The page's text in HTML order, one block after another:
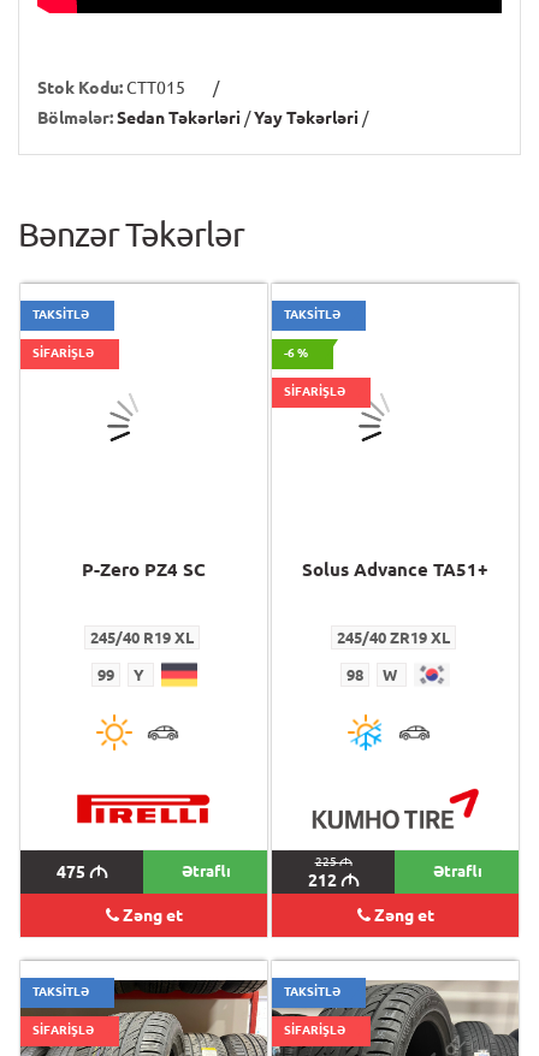
Stok Kodu:CTT015
/
Bölmələr:Sedan Təkərləri /Yay Təkərləri /
Bənzər Təkərlər
TAKSİTLƏ
SİFARİŞLƏ
P-Zero PZ4 SC
245/40 R19 XL
99 Y
475 M Ətraflı
Zəng et
TAKSİTLƏ
-6 %
SİFARİŞLƏ
Solus Advance TA51+
245/40 ZR19 XL
98 W
225M
212M Ətraflı
Zəng et
TAKSİTLƏ
SİFARİŞLƏ
TAKSİTLƏ
SİFARİŞLƏ